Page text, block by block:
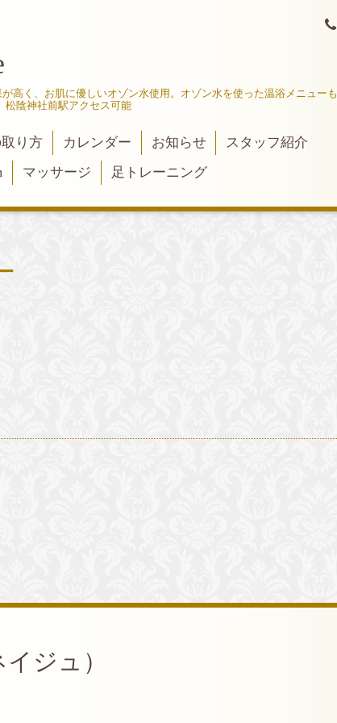
高く、お肌に優しいオゾン水使用。オゾン水を使った温浴メニューも
松陰神社前駅アクセス可能
り方 カレンダー お知らせ
スタッフ紹介
マッサージ 足トレーニング
ジュ）